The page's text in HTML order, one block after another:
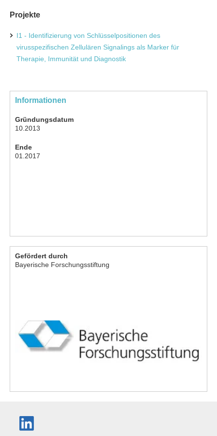
Projekte
I1 - Identifizierung von Schlüsselpositionen des
virusspezifischen Zellulären Signalings als Marker für
Therapie, Immunität und Diagnostik
Informationen
Gründungsdatum
10.2013
Ende
01.2017
Gefördert durch
Bayerische Forschungsstiftung